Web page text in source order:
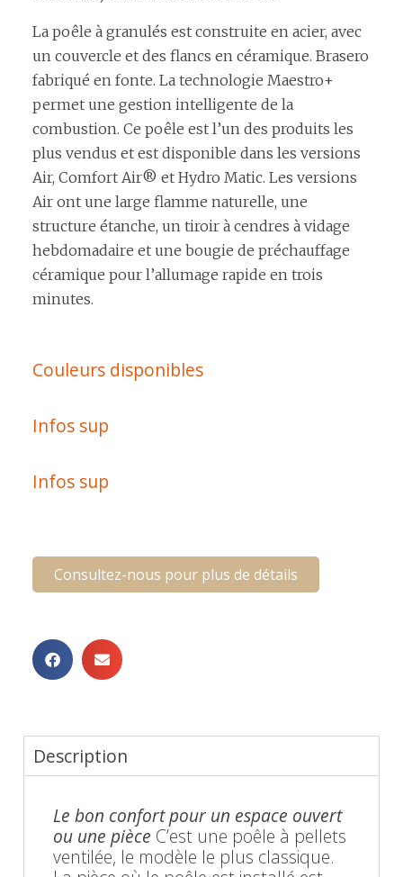
La poêle à granulés est construite en acier, avec
un couvercle et des flancs en céramique. Brasero
fabriqué en fonte. La technologie Maestro+
permet une gestion intelligente de la
combustion. Ce poêle est l’un des produits les
plus vendus et est disponible dans les versions
Air, Comfort Air® et Hydro Matic. Les versions
Air ont une large flamme naturelle, une
structure étanche, un tiroir à cendres à vidage
hebdomadaire et une bougie de préchauffage
céramique pour l’allumage rapide en trois
minutes.
Couleurs disponibles
Infos sup
Infos sup
Consultez-nous pour plus de détails
Description
Le bon confort pour un espace ouvert
ou une pièce C’est une poêle à pellets
ventilée, le modèle le plus classique.